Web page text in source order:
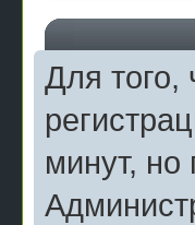
Для
минут, но